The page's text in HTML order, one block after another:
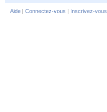
Aide | Connectez-vous | Inscrivez-vous